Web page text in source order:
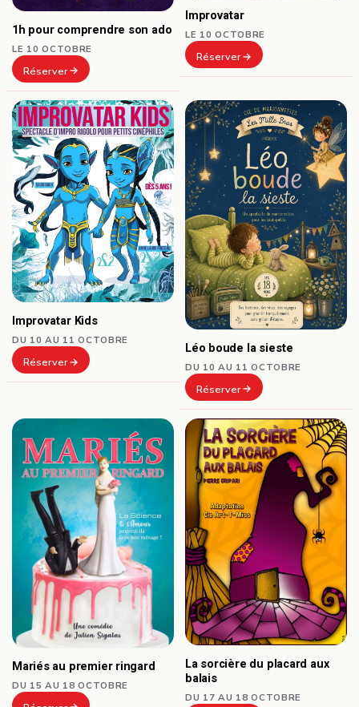
1h pour comprendre son ado
LE 10 OCTOBRE
Réserver
Improvatar
LE 10 OCTOBRE
Réserver
Improvatar Kids
DU 10 AU 11 OCTOBRE
Réserver
Léo boude la sieste
DU 10 AU 11 OCTOBRE
Réserver
Mariés au premier ringard
DU 15 AU 18 OCTOBRE
La sorcière du placard aux
balais
DU 17 AU 18 OCTOBRE